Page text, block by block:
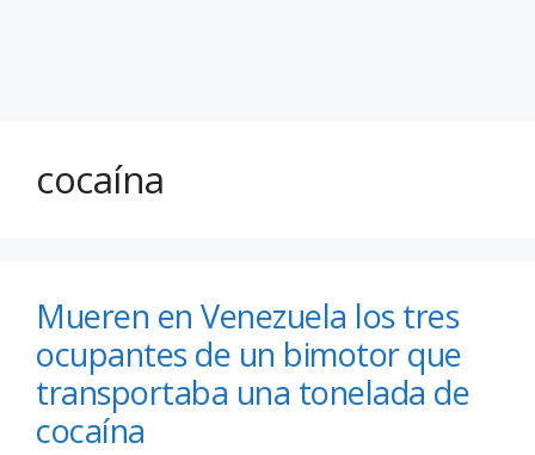
cocaína
Mueren en Venezuela los tres
ocupantes de un bimotor que
transportaba una tonelada de
cocaína